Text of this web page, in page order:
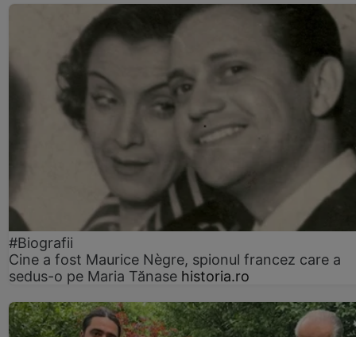
#Biografii
Cine a fost Maurice Nègre, spionul francez care a
sedus-o pe Maria Tănase historia.ro